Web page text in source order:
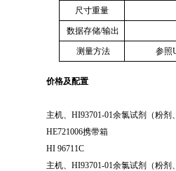
尺寸重量
数据存储/输出
测量方法 参照
价格及配置
主机、 HI93701-01余氯试剂（粉剂
HE721006携带箱
HI 96711C
主机、 HI93701-01余氯试剂（粉剂